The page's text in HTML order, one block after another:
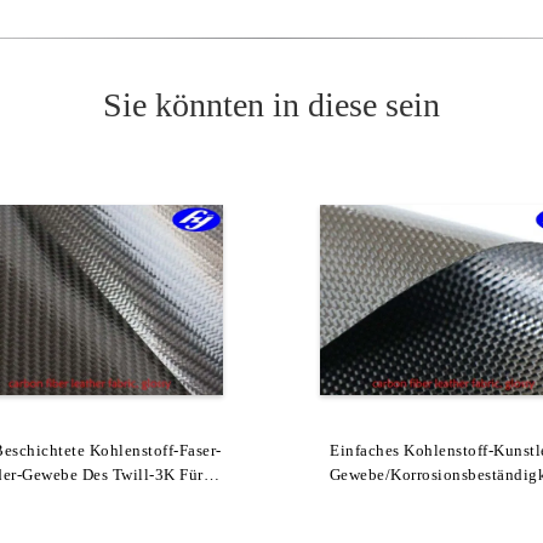
Sie könnten in diese sein
Kohlenstoff-Faser-
Gewebe Des Twill-3K Für
Einfaches Kohlenstoff-
Gewebe/
Kevlar-Polyurethan-
Gewebe, Das Mit
Schnittbeständiges,
Künstliches Leder Mit